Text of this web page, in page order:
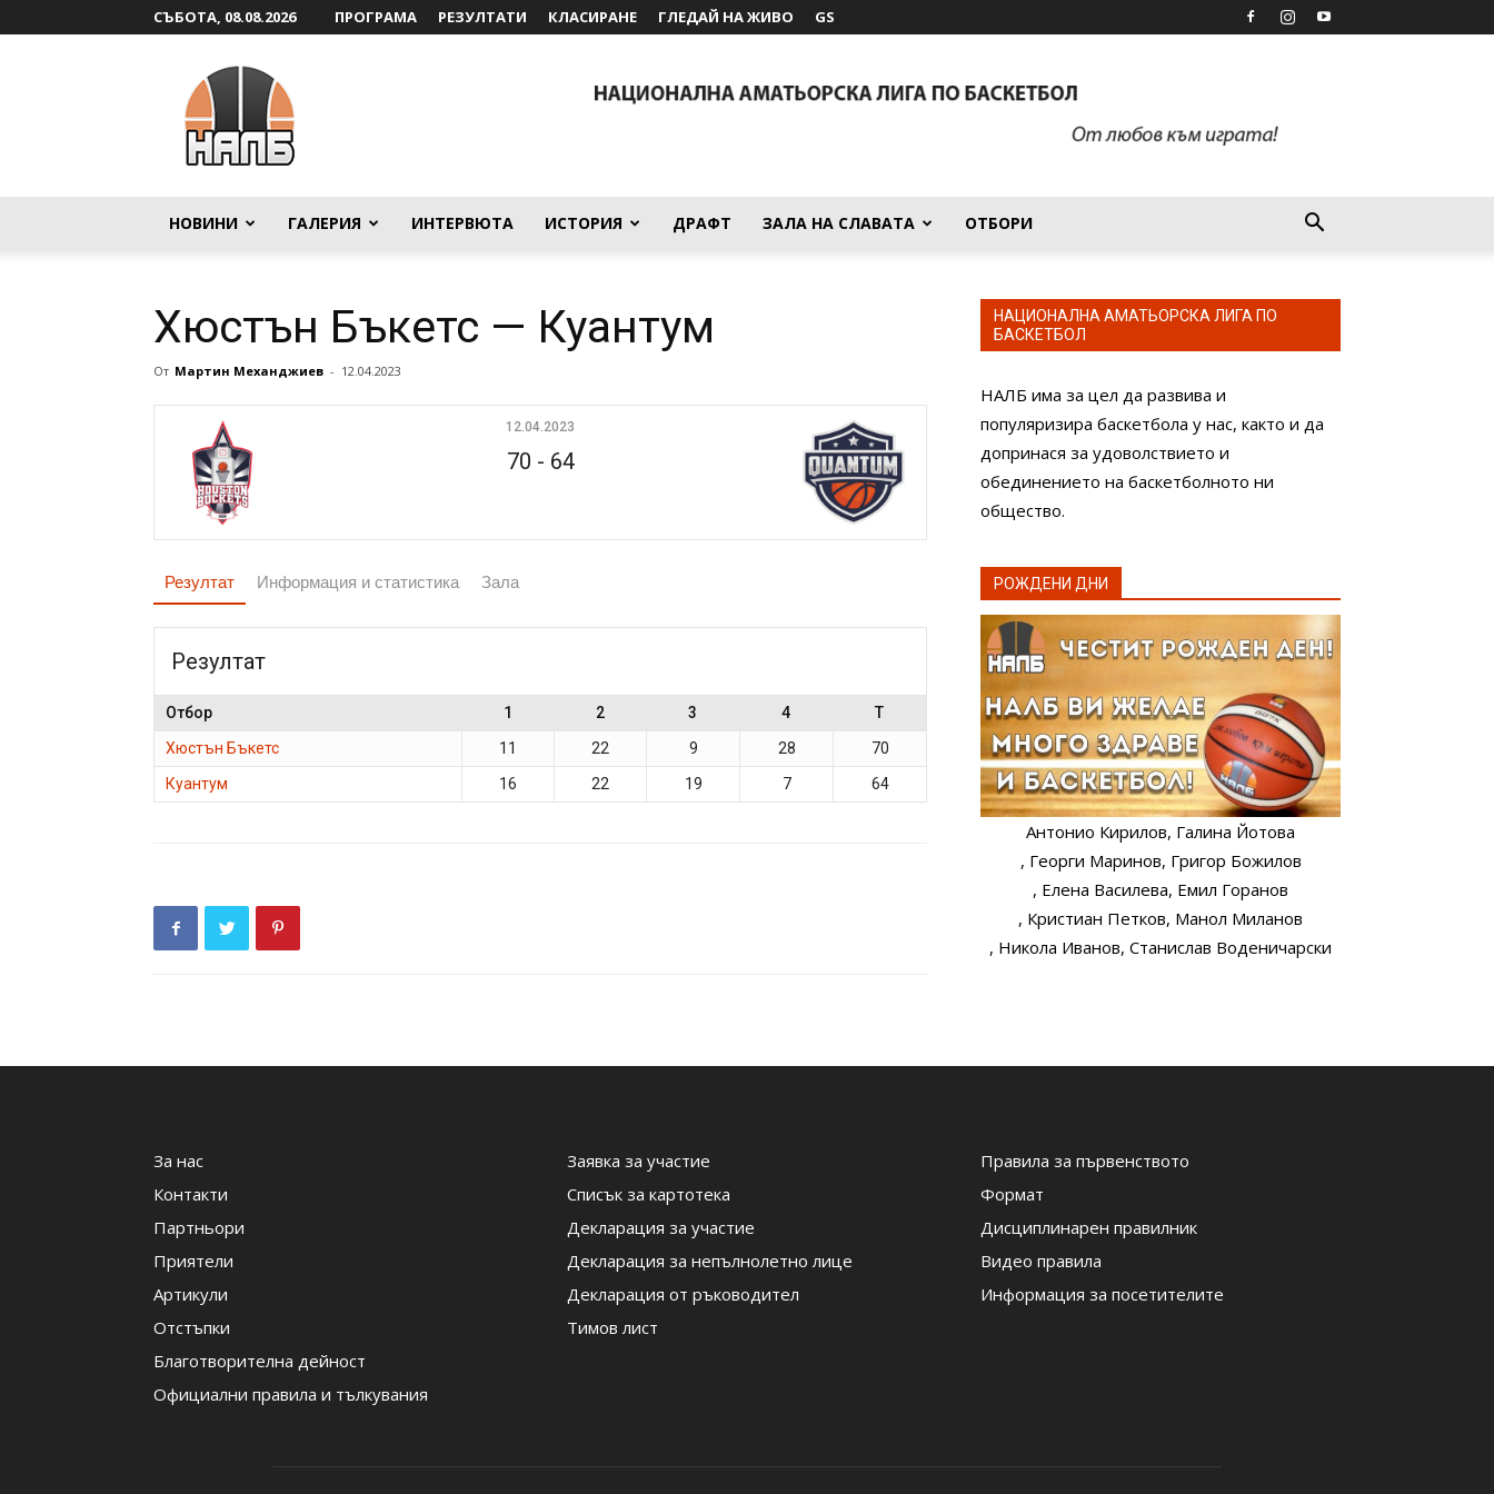
СЪБОТА, 08.08.2026 ПРОГРАМА РЕЗУЛТАТИ КЛАСИРАНЕ ГЛЕДАЙ НА ЖИВО GS
НОВИНИ ГАЛЕРИЯ ИНТЕРВЮТА ИСТОРИЯ ДРАФТ ЗАЛА НА СЛАВАТА ОТБОРИ
Хюстън Бъкетс — Куантум
От Мартин Механджиев - 12.04.2023
12.04.2023
70 - 64
Резултат Информация и статистика Зала
Резултат
Отбор 1 2 3 4
T
Хюстън Бъкетс
11 22 9 28
70
Куантум
16 22 19 7 64
НАЦИОНАЛНА АМАТЬОРСКА ЛИГА ПО
БАСКЕТБОЛ
НАЛБ има за цел да развива и
популяризира баскетбола у нас, както и да
допринася за удоволствието и
обединението на баскетболното ни
общество.
РОЖДЕНИ ДНИ
Антонио Кирилов, Галина Йотова
, Георги Маринов, Григор Божилов
, Елена Василева, Емил Горанов
, Кристиан Петков, Манол Миланов
, Никола Иванов, Станислав Воденичарски
За нас
Контакти
Партньори
Приятели
Артикули
Отстъпки
Благотворителна дейност
Официални правила и тълкувания
Заявка за участие
Списък за картотека
Декларация за участие
Декларация за непълнолетно лице
Декларация от ръководител
Тимов лист
Правила за първенството
Формат
Дисциплинарен правилник
Видео правила
Информация за посетителите